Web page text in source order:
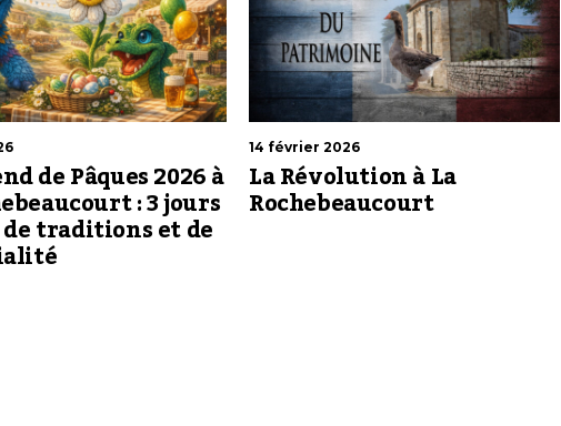
de Pâques 2026 à
: 3 jours
traditions et de
14 février 2026
La Révolution à La
Rochebeaucourt